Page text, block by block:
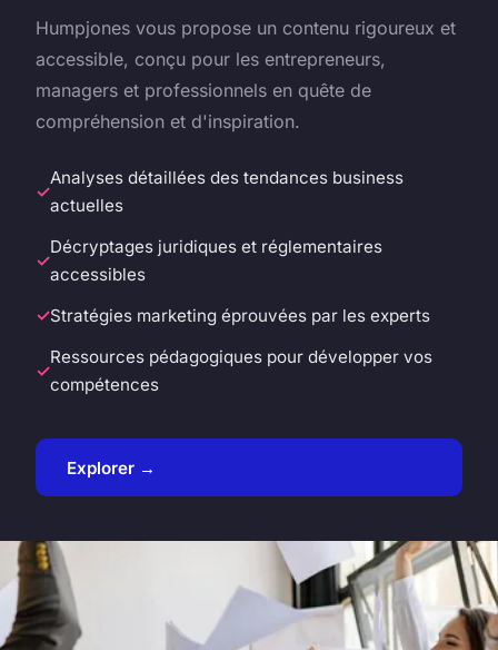
Humpjones vous propose un contenu rigoureux et
accessible, conçu pour les entrepreneurs,
managers et professionnels en quête de
compréhension et d'inspiration.
Analyses détaillées des tendances business
actuelles
Décryptages juridiques et réglementaires
accessibles
Stratégies marketing éprouvées par les experts
Ressources pédagogiques pour développer vos
compétences
Explorer →